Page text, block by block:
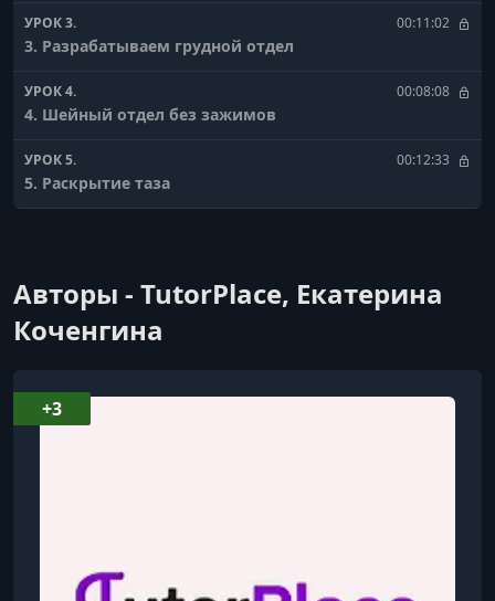
УРОК 3. 00:11:02
3. Разрабатываем грудной отдел
УРОК 4. 00:08:08
4. Шейный отдел без зажимов
УРОК 5. 00:12:33
5. Раскрытие таза
УРОК 7. 00:12:37
7. Прорабатываем все тело с резинкой
Авторы - TutorPlace, Екатерина
Коченгина
+3